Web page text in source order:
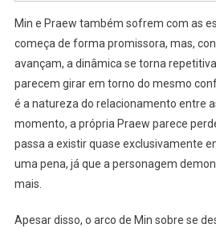
Min e Praew também sofrem com as
começa de forma promissora, mas,
avançam, a dinâmica se torna
parecem girar em torno do mesmo
é a natureza do relacionamento entre
momento, a própria Praew parece
passa a existir quase exclusivamente
uma pena, já que a personagem
mais.
Apesar disso, o arco de Min sobre se